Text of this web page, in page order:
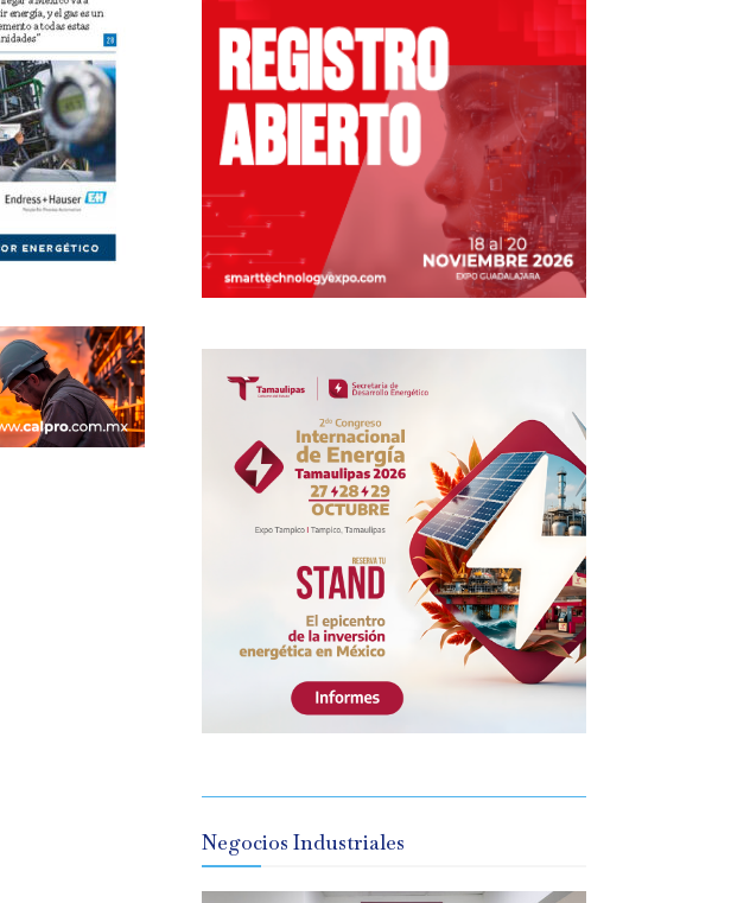
Negocios Industriales